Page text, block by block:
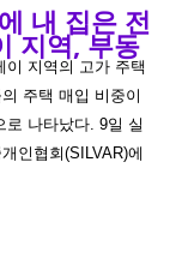
내 집은 전
지역, 부동
이 지역의 고가 주택
주택 매입 비중이
로 나타났다. 9일 실
인협회(SILVAR)에